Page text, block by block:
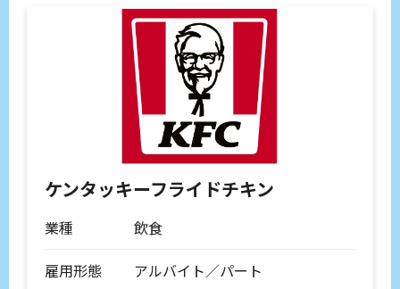
ケンタッキーフライドチキン
業種
飲食
雇用形態
アルバイト／パート